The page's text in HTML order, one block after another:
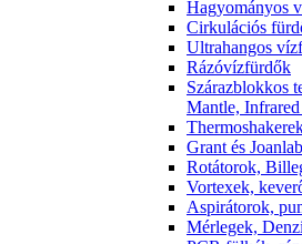
Hagyományos
Cirkulációs
Ultrahangos
Rázóvízfürdők
Szárazblokkos
Mantle,
Grant és
Rotátorok,
Vortexek,
Aspirátorok,
Mérlegek,